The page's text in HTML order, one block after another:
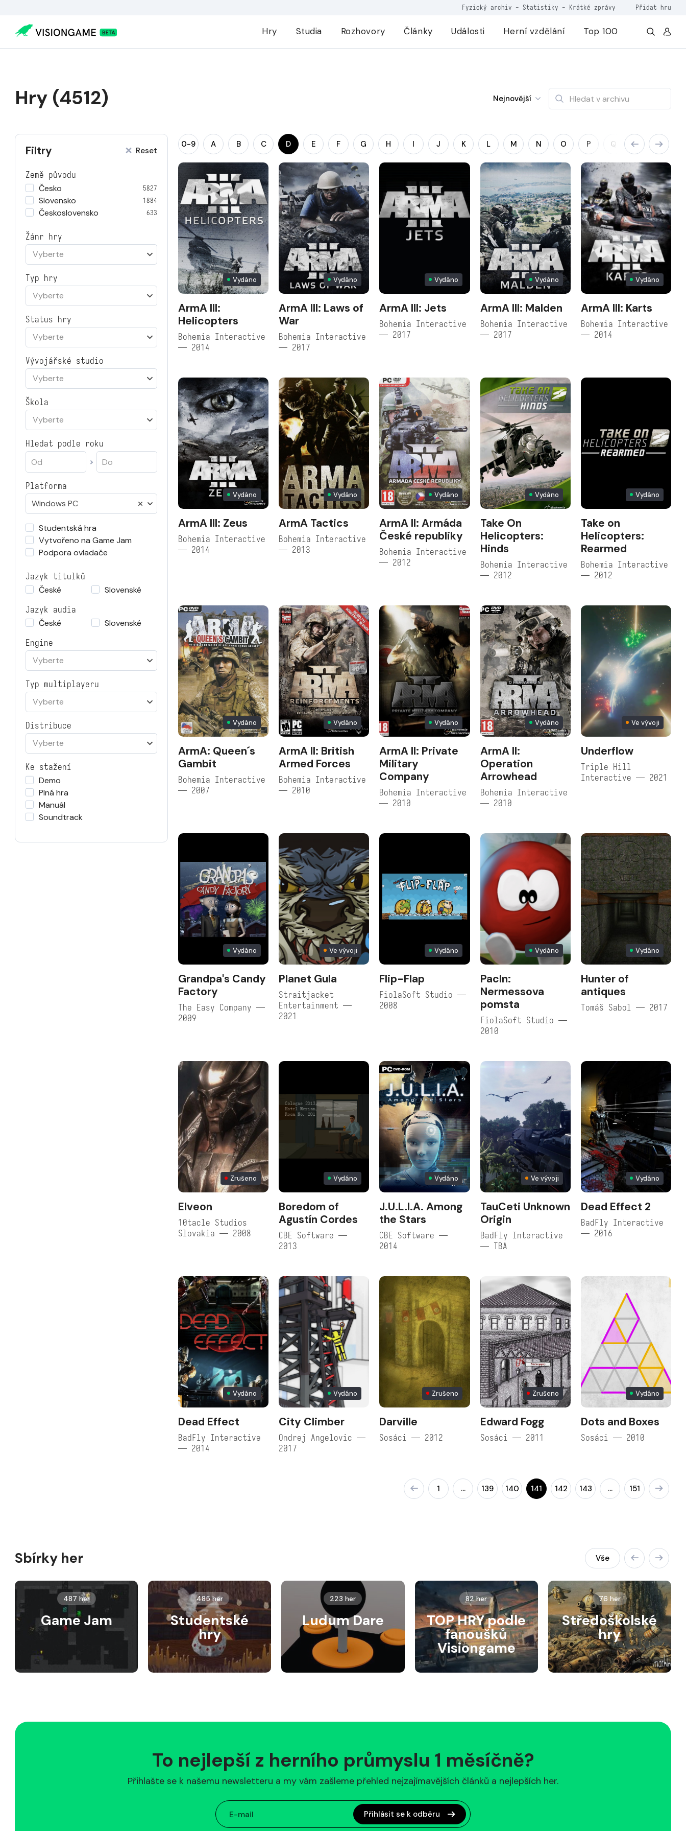
Fyzický archiv - Statistiky - Krátké zprávy Přidat hru
Hry Studia Rozhovory Články Události Herní vzdělání Top 100
Hry (4512) Nejnovější
Filtry Reset
Země původu
Česko
5827
Slovensko 1884
Československo 633
Žánr hry
Vyberte
Typ hry
Vyberte
Status hry
Vyberte
Vývojářské studio
Vyberte
Škola
Vyberte
Hledat podle roku
Platforma
Windows PC
Studentská hra
Vytvořeno na Game Jam
Podpora ovladače
Jazyk titulků
České
Slovenské
Jazyk audia
České
Slovenské
Engine
Vyberte
Typ multiplayeru
Vyberte
Distribuce
Vyberte
Ke stažení
Demo
Plná hra
Manuál
Soundtrack
0-9 A B C D E F G H I J K L M N O P Q R S
Vydáno
ArmA III:
Helicopters
Bohemia Interactive
— 2014
Vydáno
ArmA III: Laws of
War
Bohemia Interactive
— 2017
Vydáno
ArmA III: Jets
Bohemia Interactive
— 2017
Vydáno
ArmA III: Malden
Bohemia Interactive
— 2017
Vydáno
ArmA III: Karts
Bohemia Interactive
— 2014
Vydáno
ArmA III: Zeus
Bohemia Interactive
— 2014
Vydáno
ArmA Tactics
Bohemia Interactive
— 2013
Vydáno
ArmA II: Armáda
České republiky
Bohemia Interactive
— 2012
Vydáno
Take On
Helicopters:
Hinds
Bohemia Interactive
— 2012
Vydáno
Take on
Helicopters:
Rearmed
Bohemia Interactive
— 2012
Vydáno
ArmA: Queen´s
Gambit
Bohemia Interactive
— 2007
Vydáno
ArmA II: British
Armed Forces
Bohemia Interactive
— 2010
Vydáno
ArmA II: Private
Military
Company
Bohemia Interactive
— 2010
Vydáno
ArmA II:
Operation
Arrowhead
Bohemia Interactive
— 2010
Ve vývoji
Underflow
Triple Hill
Interactive — 2021
Vydáno
Grandpa's Candy
Factory
The Easy Company —
2009
Ve vývoji
Planet Gula
Straitjacket
Entertainment —
2021
Vydáno
Flip-Flap
FiolaSoft Studio —
2008
Vydáno
PacIn:
Nermessova
pomsta
FiolaSoft Studio —
2010
Vydáno
Hunter of
antiques
Tomáš Sabol — 2017
Zrušeno
Elveon
10tacle Studios
Slovakia — 2008
Vydáno
Boredom of
Agustín Cordes
CBE Software —
2013
Vydáno
J.U.L.I.A. Among
the Stars
CBE Software —
2014
Ve vývoji
TauCeti Unknown
Origin
BadFly Interactive
— TBA
Vydáno
Dead Effect 2
BadFly Interactive
— 2016
Vydáno
Dead Effect
BadFly Interactive
— 2014
Vydáno
City Climber
Ondrej Angelovic —
2017
Zrušeno
Darville
Sosáci — 2012
Zrušeno
Edward Fogg
Sosáci — 2011
Vydáno
Dots and Boxes
Sosáci — 2010
1 … 139 140 141 142 143 … 151
Sbírky her Vše
487 her
Game Jam
485 her
Studentské
hry
223 her
Ludum Dare
82 her
TOP HRY podle
fanoušků
Visiongame
76 her
Středoškolské
hry
To nejlepší z herního průmyslu 1 měsíčně?
Přihlašte se k našemu newsletteru a my vám zašleme přehled nejzajímavějších článků a nejlepších her.
Přihlásit se k odběru